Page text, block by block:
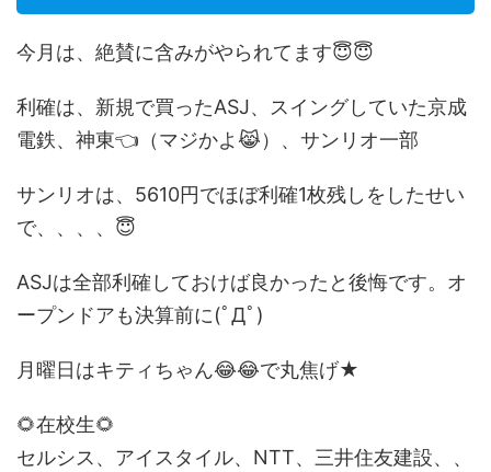
今月は、絶賛に含みがやられてます😇😇
利確は、新規で買ったASJ、スイングしていた京成
電鉄、神東👈（マジかよ😹）、サンリオ一部
サンリオは、5610円でほぼ利確1枚残しをしたせい
で、、、、😇
ASJは全部利確しておけば良かったと後悔です。オ
ープンドアも決算前に(ﾟДﾟ)
月曜日はキティちゃん😂😂で丸焦げ★
🌻在校生🌻
セルシス、アイスタイル、NTT、三井住友建設、、